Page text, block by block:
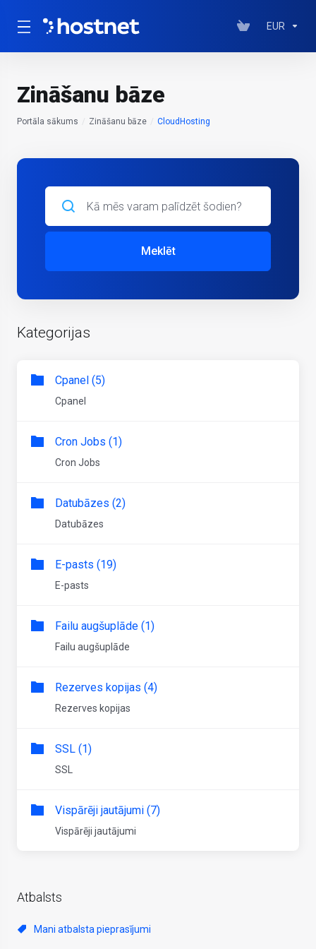
EUR
Zināšanu bāze
Portāla sākums Zināšanu bāze CloudHosting
Atbalsts
Mani atbalsta pieprasījumi
Meklēt
Kategorijas
Cpanel (5)
Cpanel
Cron Jobs (1)
Cron Jobs
Datubāzes (2)
Datubāzes
E-pasts (19)
E-pasts
Failu augšuplāde (1)
Failu augšuplāde
Rezerves kopijas (4)
Rezerves kopijas
SSL (1)
SSL
Vispārēji jautājumi (7)
Vispārēji jautājumi